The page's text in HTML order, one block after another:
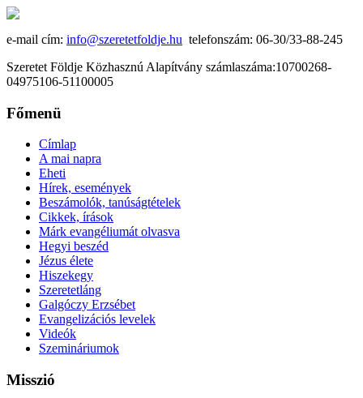
e-mail cím: info@szeretetfoldje.hu telefonszám: 06-30/33-88-245
Szeretet Földje Közhasznú Alapítvány számlaszáma:10700268-
04975106-51100005
Főmenü
Címlap
A mai napra
Eheti
Hírek, események
Beszámolók, tanúságtételek
Cikkek, írások
Márk evangéliumát olvasva
Hegyi beszéd
Jézus élete
Hiszekegy
Szeretetláng
Galgóczy Erzsébet
Evangelizációs levelek
Videók
Szemináriumok
Misszió